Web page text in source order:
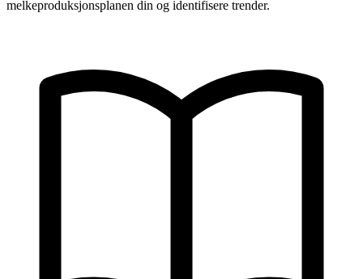
melkeproduksjonsplanen din og identifisere trender.